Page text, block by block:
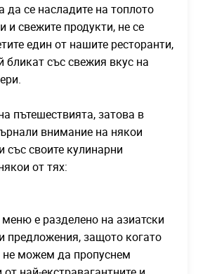
да се насладите на топлото
и свежите продукти, не се
един от нашите ресторанти,
бликат със свежия вкус на
пътешествията, затова в
внимание на някои
със своите кулинарни
от тях:
е разделено на азиатски
предложения, защото когато
не можем да пропуснем